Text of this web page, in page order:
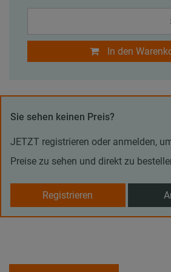
In den
Sie sehen keinen Preis?
JETZT registrieren oder anmelden,
Preise zu sehen und direkt zu
Registrieren